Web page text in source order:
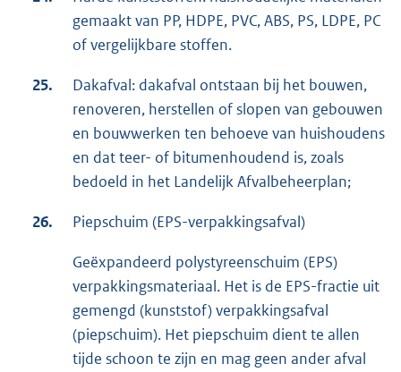
gemaakt van PP, HDPE, PVC, ABS, PS, LDPE, PC
of vergelijkbare stoffen.
25.
Dakafval: dakafval ontstaan bij het bouwen,
renoveren, herstellen of slopen van gebouwen
en bouwwerken ten behoeve van huishoudens
en dat teer- of bitumenhoudend is, zoals
bedoeld in het Landelijk Afvalbeheerplan;
26. Piepschuim (EPS-verpakkingsafval)
Geëxpandeerd polystyreenschuim (EPS)
verpakkingsmateriaal. Het is de EPS-fractie uit
gemengd (kunststof) verpakkingsafval
(piepschuim). Het piepschuim dient te allen
tijde schoon te zijn en mag geen ander afval